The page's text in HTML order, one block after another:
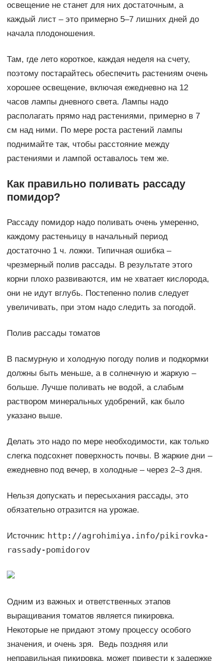
освещение не станет для них достаточным, а
каждый лист – это примерно 5–7 лишних дней до
начала плодоношения.
Там, где лето короткое, каждая неделя на счету,
поэтому постарайтесь обеспечить растениям очень
хорошее освещение, включая ежедневно на 12
часов лампы дневного света. Лампы надо
располагать прямо над растениями, примерно в 7
см над ними. По мере роста растений лампы
поднимайте так, чтобы расстояние между
растениями и лампой оставалось тем же.
Как правильно поливать рассаду
помидор?
Рассаду помидор надо поливать очень умеренно,
каждому растеньицу в начальный период
достаточно 1 ч. ложки. Типичная ошибка –
чрезмерный полив рассады. В результате этого
корни плохо развиваются, им не хватает кислорода,
они не идут вглубь. Постепенно полив следует
увеличивать, при этом надо следить за погодой.
Полив рассады томатов
В пасмурную и холодную погоду полив и подкормки
должны быть меньше, а в солнечную и жаркую –
больше. Лучше поливать не водой, а слабым
раствором минеральных удобрений, как было
указано выше.
Делать это надо по мере необходимости, как только
слегка подсохнет поверхность почвы. В жаркие дни –
ежедневно под вечер, в холодные – через 2–3 дня.
Нельзя допускать и пересыхания рассады, это
обязательно отразится на урожае.
Источник: http://agrohimiya.info/pikirovka-
rassady-pomidorov
Одним из важных и ответственных этапов
выращивания томатов является пикировка.
Некоторые не придают этому процессу особого
значения, и очень зря. Ведь поздняя или
неправильная пикировка, может привести к задержке